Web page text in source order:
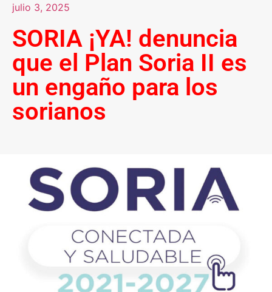
julio 3, 2025
SORIA ¡YA! denuncia
que el Plan Soria II es
un engaño para los
sorianos